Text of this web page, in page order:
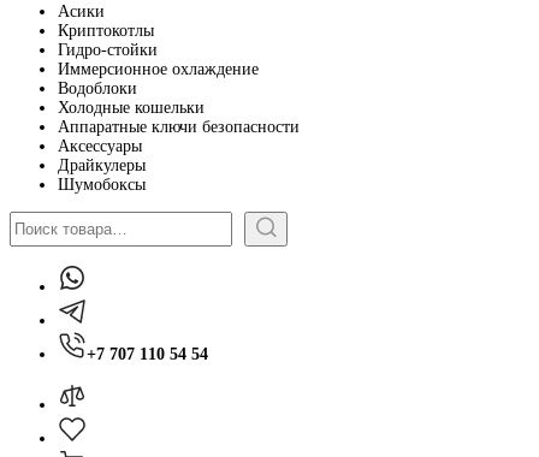
Асики
Криптокотлы
Гидро-стойки
Иммерсионное охлаждение
Водоблоки
Холодные кошельки
Аппаратные ключи безопасности
Аксессуары
Драйкулеры
Шумобоксы
Поиск
+7 707 110 54 54